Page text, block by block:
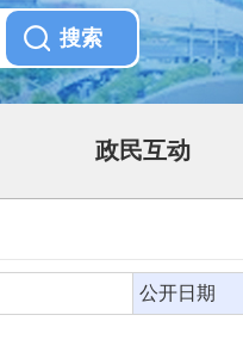
政民互动
公开日期